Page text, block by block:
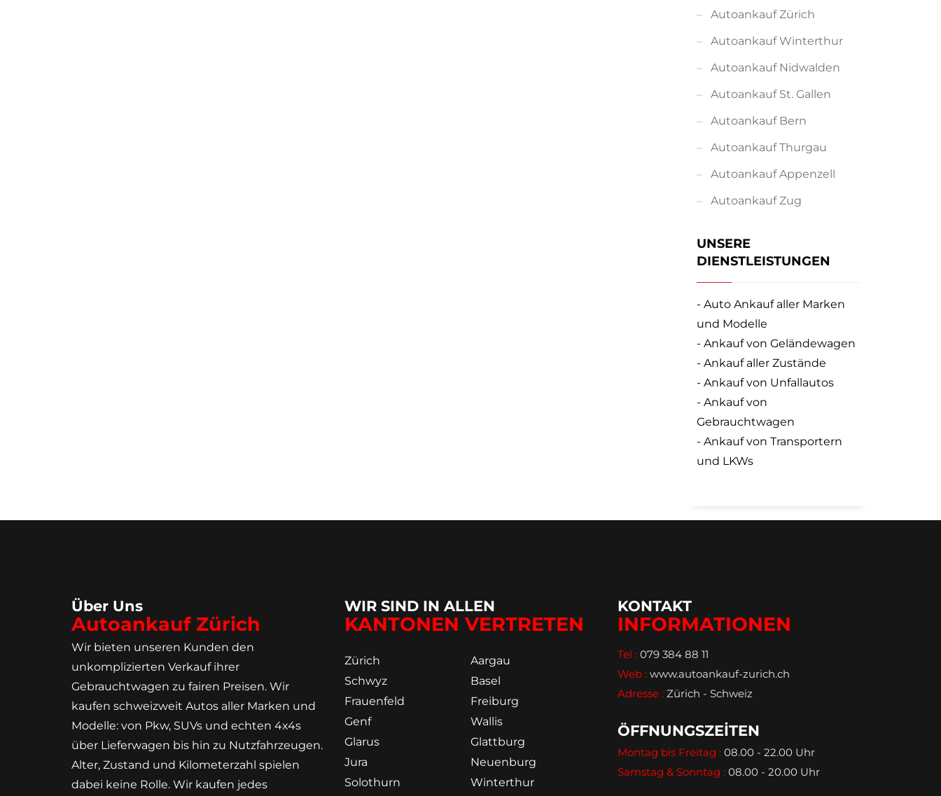
Autoankauf Zürich
Autoankauf Winterthur
Autoankauf Nidwalden
Autoankauf St. Gallen
Autoankauf Bern
Autoankauf Thurgau
Autoankauf Appenzell
Autoankauf Zug
UNSERE
DIENSTLEISTUNGEN
- Auto Ankauf aller Marken
und Modelle
- Ankauf von Geländewagen
- Ankauf aller Zustände
- Ankauf von Unfallautos
- Ankauf von
Gebrauchtwagen
- Ankauf von Transportern
und LKWs
Über Uns
Autoankauf Zürich
Wir bieten unseren Kunden den
unkomplizierten Verkauf ihrer
Gebrauchtwagen zu fairen Preisen. Wir
kaufen schweizweit Autos aller Marken und
Modelle: von Pkw, SUVs und echten 4x4s
über Lieferwagen bis hin zu Nutzfahrzeugen.
Alter, Zustand und Kilometerzahl spielen
dabei keine Rolle. Wir kaufen jedes
WIR SIND IN ALLEN
KANTONEN VERTRETEN
Zürich
Aargau
Schwyz
Basel
Frauenfeld
Freiburg
Genf
Wallis
Glarus
Glattburg
Jura
Neuenburg
Solothurn
Winterthur
KONTAKT
INFORMATIONEN
Tel : 079 384 88 11
Web : www.autoankauf-zurich.ch
Adresse : Zürich - Schweiz
ÖFFNUNGSZEİTEN
Montag bis Freitag : 08.00 - 22.00 Uhr
Samstag & Sonntag : 08.00 - 20.00 Uhr